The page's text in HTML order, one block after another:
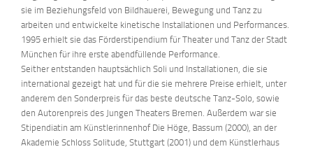
sie im Beziehungsfeld von Bildhauerei, Bewegung und Tanz zu
arbeiten und entwickelte kinetische Installationen und Performances.
1995 erhielt sie das Förderstipendium für Theater und Tanz der Stadt
München für ihre erste abendfüllende Performance.
Seither entstanden hauptsächlich Soli und Installationen, die sie
international gezeigt hat und für die sie mehrere Preise erhielt, unter
anderem den Sonderpreis für das beste deutsche Tanz-Solo, sowie
den Autorenpreis des Jungen Theaters Bremen. Außerdem war sie
Stipendiatin am Künstlerinnenhof Die Höge, Bassum (2000), an der
Akademie Schloss Solitude, Stuttgart (2001) und dem Künstlerhaus